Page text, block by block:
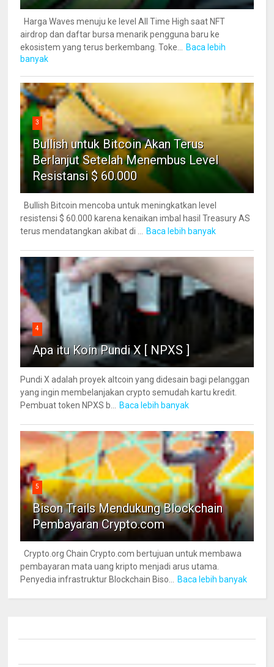
Harga Waves menuju ke level All Time High saat NFT
airdrop dan daftar bursa menarik pengguna baru ke
ekosistem yang terus berkembang. Toke...
Baca lebih
banyak
3
Bullish untuk Bitcoin Akan Terus
Berlanjut Setelah Menembus Level
Resistansi $ 60.000
Bullish Bitcoin mencoba untuk meningkatkan level
resistensi $ 60.000 karena kenaikan imbal hasil Treasury AS
terus mendatangkan akibat di ...
Baca lebih banyak
4
Apa itu Koin Pundi X [ NPXS ]
Pundi X adalah proyek altcoin yang didesain bagi pelanggan
yang ingin membelanjakan crypto semudah kartu kredit.
Pembuat token NPXS b...
Baca lebih banyak
5
Bison Trails Mendukung Blockchain
Pembayaran Crypto.com
Crypto.org Chain Crypto.com bertujuan untuk membawa
pembayaran mata uang kripto menjadi arus utama.
Penyedia infrastruktur Blockchain Biso...
Baca lebih banyak